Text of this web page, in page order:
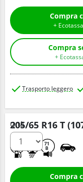
Trasporto leggero
205/65 R16 T
71
B
Q.tà